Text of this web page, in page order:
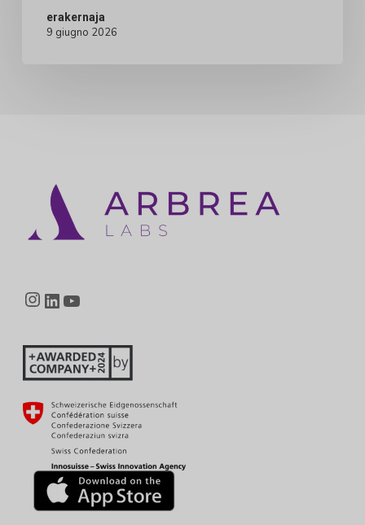
erakernaja
9 giugno 2026
Instagram
LinkedIn